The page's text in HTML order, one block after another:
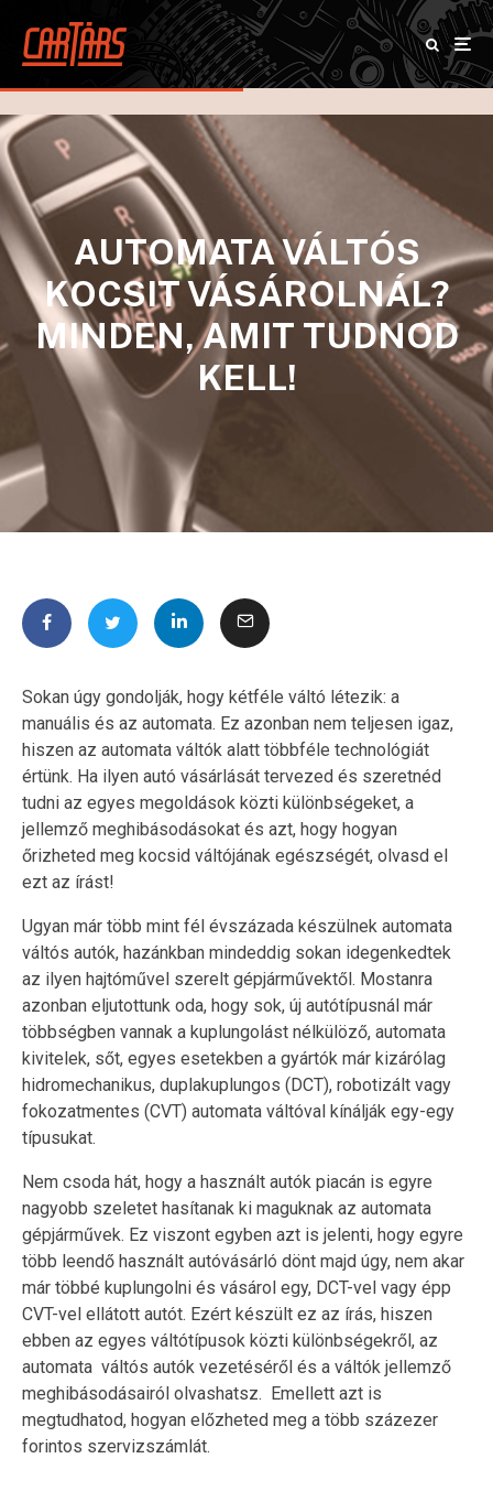
AUTOMATA VÁLTÓS
KOCSIT VÁSÁROLNÁL?
MINDEN, AMIT TUDNOD
KELL!
Sokan úgy gondolják, hogy kétféle váltó létezik: a
manuális és az automata. Ez azonban nem teljesen igaz,
hiszen az automata váltók alatt többféle technológiát
értünk. Ha ilyen autó vásárlását tervezed és szeretnéd
tudni az egyes megoldások közti különbségeket, a
jellemző meghibásodásokat és azt, hogy hogyan
őrizheted meg kocsid váltójának egészségét, olvasd el
ezt az írást!
Ugyan már több mint fél évszázada készülnek automata
váltós autók, hazánkban mindeddig sokan idegenkedtek
az ilyen hajtóművel szerelt gépjárművektől. Mostanra
azonban eljutottunk oda, hogy sok, új autótípusnál már
többségben vannak a kuplungolást nélkülöző, automata
kivitelek, sőt, egyes esetekben a gyártók már kizárólag
hidromechanikus, duplakuplungos (DCT), robotizált vagy
fokozatmentes (CVT) automata váltóval kínálják egy-egy
típusukat.
Nem csoda hát, hogy a használt autók piacán is egyre
nagyobb szeletet hasítanak ki maguknak az automata
gépjárművek. Ez viszont egyben azt is jelenti, hogy egyre
több leendő használt autóvásárló dönt majd úgy, nem akar
már többé kuplungolni és vásárol egy, DCT-vel vagy épp
CVT-vel ellátott autót. Ezért készült ez az írás, hiszen
ebben az egyes váltótípusok közti különbségekről, az
automata váltós autók vezetéséről és a váltók jellemző
meghibásodásairól olvashatsz. Emellett azt is
megtudhatod, hogyan előzheted meg a több százezer
forintos szervizszámlát.